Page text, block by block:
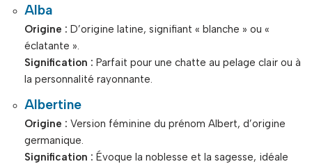
Alba
Origine : D’origine latine, signifiant « blanche » ou «
éclatante ».
Signification : Parfait pour une chatte au pelage clair ou à
la personnalité rayonnante.
Albertine
Origine : Version féminine du prénom Albert, d’origine
germanique.
Signification : Évoque la noblesse et la sagesse, idéale